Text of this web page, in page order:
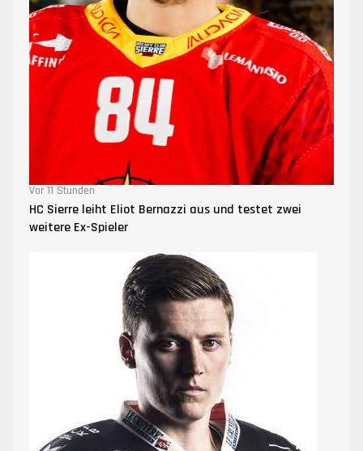
Vor 11 Stunden
HC Sierre leiht Eliot Bernazzi aus und testet zwei
weitere Ex-Spieler